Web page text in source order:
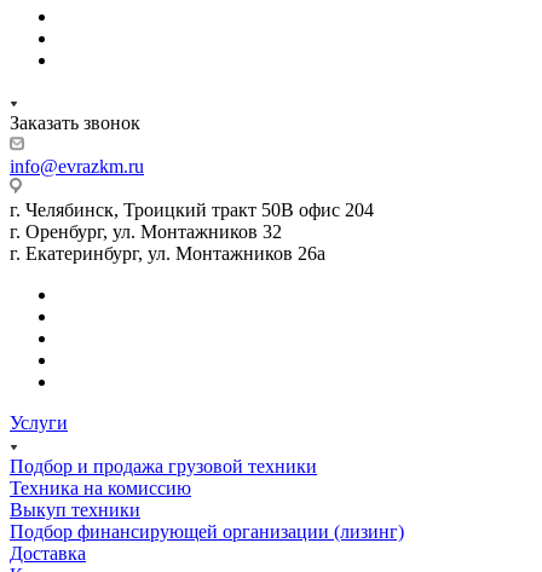
Заказать звонок
info@evrazkm.ru
г. Челябинск, Троицкий тракт 50В офис 204
г. Оренбург, ул. Монтажников 32
г. Екатеринбург, ул. Монтажников 26а
Услуги
Подбор и продажа грузовой техники
Техника на комиссию
Выкуп техники
Подбор финансирующей организации (лизинг)
Доставка